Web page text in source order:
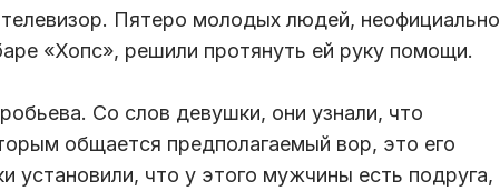
Пятеро молодых людей, неофициально
«Хопс», решили протянуть ей руку помощи.
Со слов девушки, они узнали, что
общается предполагаемый вор, это его
установили, что у этого мужчины есть подруга,